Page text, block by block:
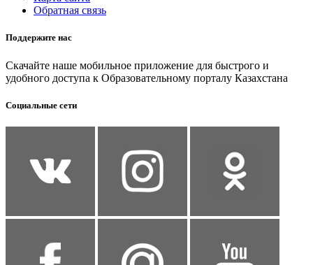
Обратная связь
Поддержите нас
Скачайте наше мобильное приложение для быстрого и
удобного доступа к Образовательному порталу Казахстана
Социальные сети